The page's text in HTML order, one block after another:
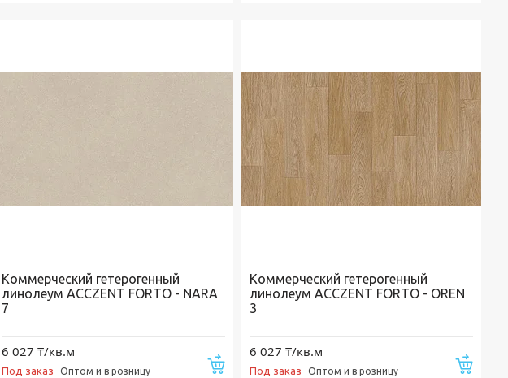
Коммерческий гетерогенный
линолеум ACCZENT FORTO - NARA
7
6 027 ₸/кв.м
Под заказ Оптом и в розницу Купить
Коммерческий гетерогенный
линолеум ACCZENT FORTO - OREN
3
6 027 ₸/кв.м
Под заказ Оптом и в розницу